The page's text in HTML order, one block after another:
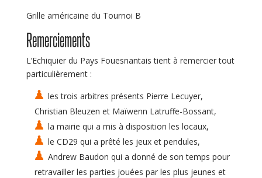
Grille américaine du Tournoi B
Remerciements
L’Echiquier du Pays Fouesnantais tient à remercier tout
particulièrement :
les trois arbitres présents Pierre Lecuyer,
Christian Bleuzen et Maïwenn Latruffe-Bossant,
la mairie qui a mis à disposition les locaux,
le CD29 qui a prêté les jeux et pendules,
Andrew Baudon qui a donné de son temps pour
retravailler les parties jouées par les plus jeunes et